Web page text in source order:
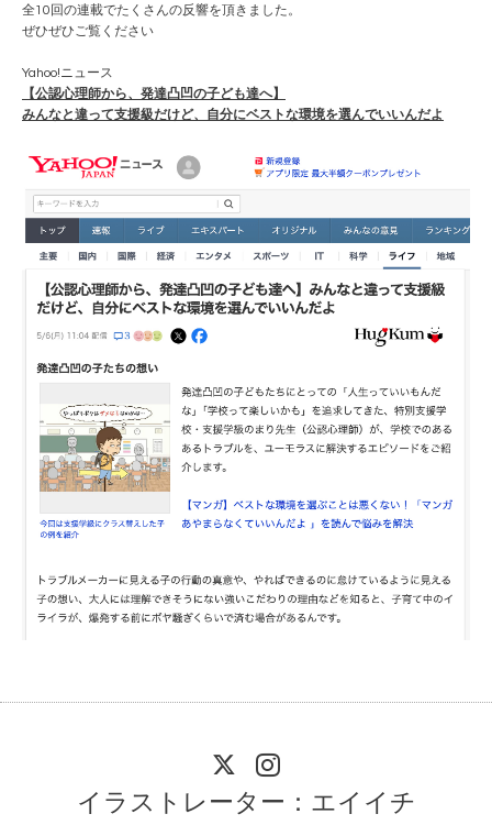
全10回の連載でたくさんの反響を頂きました。
ぜひぜひご覧ください
Yahoo!ニュース
【公認心理師から、発達凸凹の子ども達へ】
みんなと違って支援級だけど、自分にベストな環境を選んでいいんだよ
イラストレーター：エイイチ